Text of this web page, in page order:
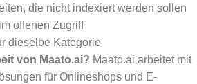
die nicht indexiert werden sollen
offenen Zugriff
dieselbe Kategorie
von Maato.ai? Maato.ai arbeitet mit
für Onlineshops und E-